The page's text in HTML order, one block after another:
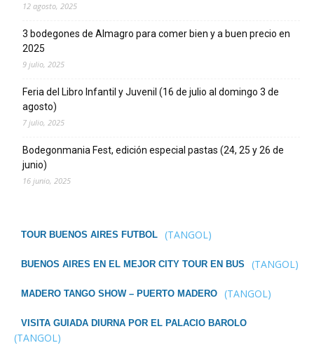
12 agosto, 2025
3 bodegones de Almagro para comer bien y a buen precio en
2025
9 julio, 2025
Feria del Libro Infantil y Juvenil (16 de julio al domingo 3 de
agosto)
7 julio, 2025
Bodegonmania Fest, edición especial pastas (24, 25 y 26 de
junio)
16 junio, 2025
TOUR BUENOS AIRES FUTBOL (TANGOL)
BUENOS AIRES EN EL MEJOR CITY TOUR EN BUS (TANGOL)
MADERO TANGO SHOW – PUERTO MADERO (TANGOL)
VISITA GUIADA DIURNA POR EL PALACIO BAROLO
(TANGOL)